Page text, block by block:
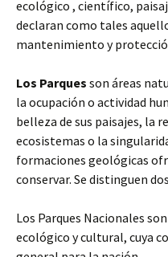
ecológico , científico,
declaran como tales
mantenimiento y
Los Parques son áreas
la ocupación o actividad
belleza de sus paisajes, la
ecosistemas o la
formaciones geológicas
conservar. Se distinguen
Los Parques Nacionales
ecológico y cultural, cuya